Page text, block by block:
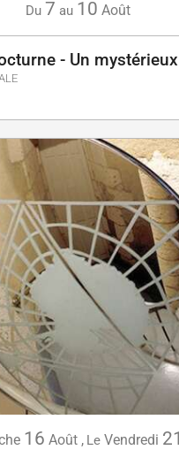
Du 7 au 10 Août
- Un
16 Août , Le Vendredi 21